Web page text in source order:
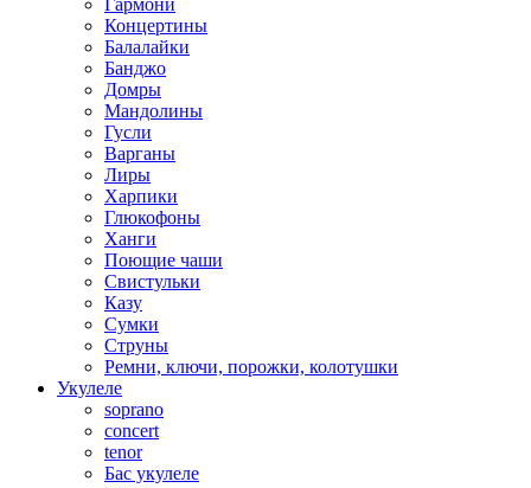
Гармони
Концертины
Балалайки
Банджо
Домры
Мандолины
Гусли
Варганы
Лиры
Харпики
Глюкофоны
Ханги
Поющие чаши
Свистульки
Казу
Сумки
Струны
Ремни, ключи, порожки, колотушки
Укулеле
soprano
concert
tenor
Бас укулеле